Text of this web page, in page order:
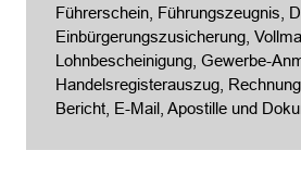
Führerschein, Führungszeugnis,
Einbürgerungszusicherung,
Lohnbescheinigung, Gewerbe-
Handelsregisterauszug,
Bericht, E-Mail, Apostille und